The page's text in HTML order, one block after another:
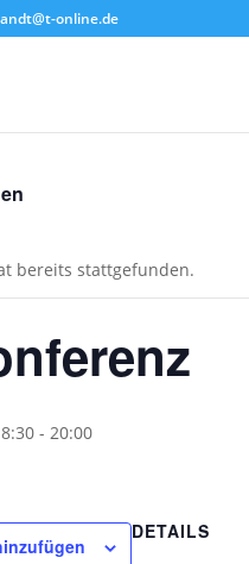
online.de
bereits stattgefunden.
- 20:00
DETAILS